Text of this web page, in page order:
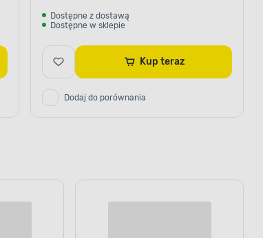
Dostępne z dostawą
Dostępne w sklepie
Kup teraz
Dodaj do porównania